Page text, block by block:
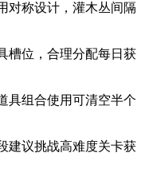
对称设计，灌木丛间隔
槽位，合理分配每日获
具组合使用可清空半个
建议挑战高难度关卡获